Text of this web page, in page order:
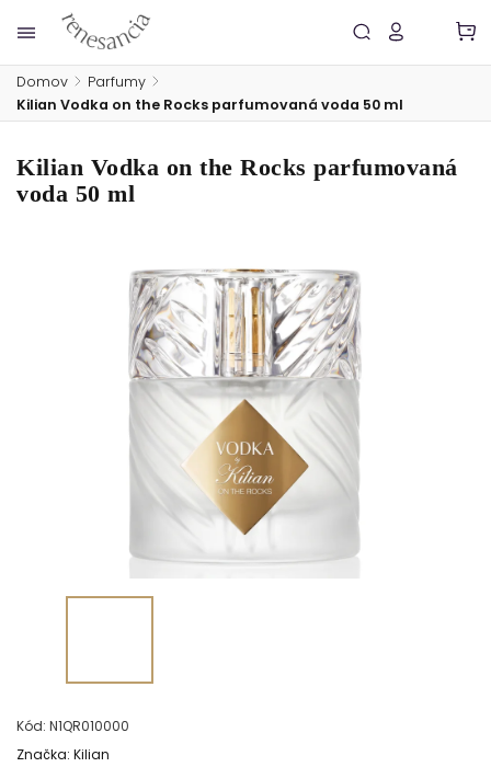
Domov / Parfumy /
Kilian Vodka on the Rocks parfumovaná voda 50 ml
Kilian Vodka on the Rocks parfumovaná
voda 50 ml
Kód: N1QR010000
Značka: Kilian